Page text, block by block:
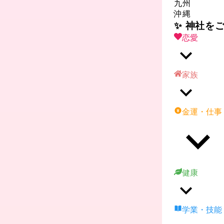
九州
沖縄
✨ 神社を
恋愛
家族
金運・仕事
健康
学業・技能